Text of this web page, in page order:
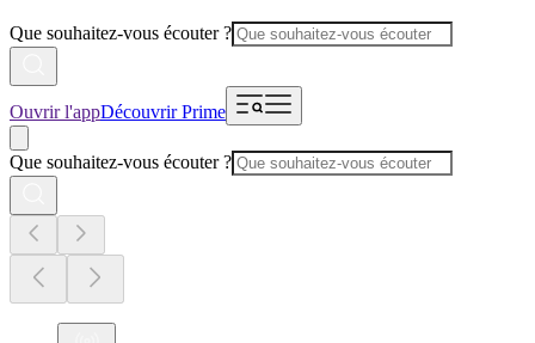
Que souhaitez-vous écouter ?
Ouvrir l'appDécouvrir Prime
Que souhaitez-vous écouter ?